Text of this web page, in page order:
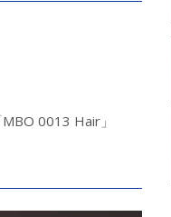
0013 Hair」